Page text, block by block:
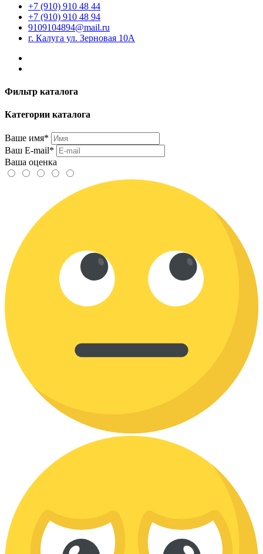
+7 (910) 910 48 44
+7 (910) 910 48 94
9109104894@mail.ru
г. Калуга ул. Зерновая 10А
Фильтр каталога
Категории каталога
Ваше имя*
Ваш E-mail*
Ваша оценка